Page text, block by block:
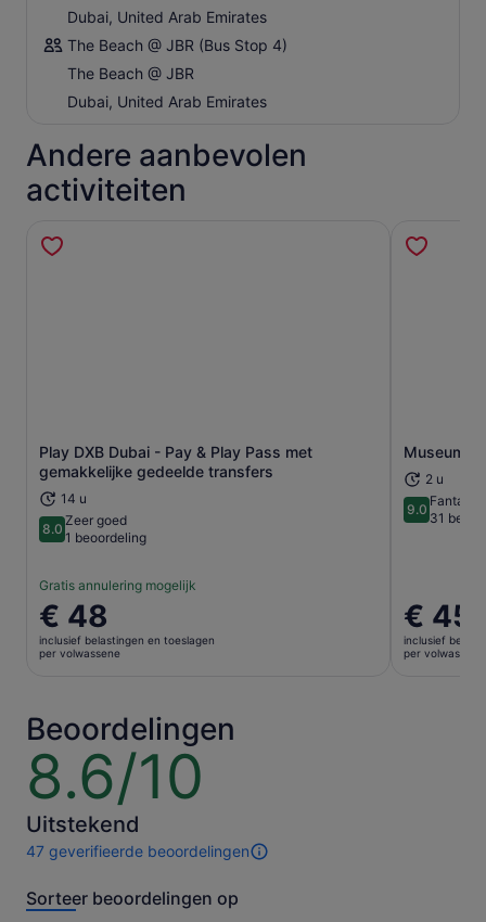
Dubai, United Arab Emirates
The Beach @ JBR (Bus Stop 4)
The Beach @ JBR
Dubai, United Arab Emirates
Andere aanbevolen
activiteiten
Play DXB Dubai - Pay & Play Pass met
gemakkelijke gedeelde transfers
14 u
8.08.0 van 10
Zeer goed
1 beoordeling
Gratis annulering mogelijk
De
prijs
is
volwassene
€ 48
inclusief belastingen en toeslagen
per volwassene
Opent een nieuwe tab Museum
2 u
9.09.0 van 10
31
De
prijs
is
€ 45
inclusief
per volwassene
Beoordelingen
8.6/10
8.6
van
10
Uitstekend
47 geverifieerde beoordelingen
47
van
Sorteer beoordelingen op